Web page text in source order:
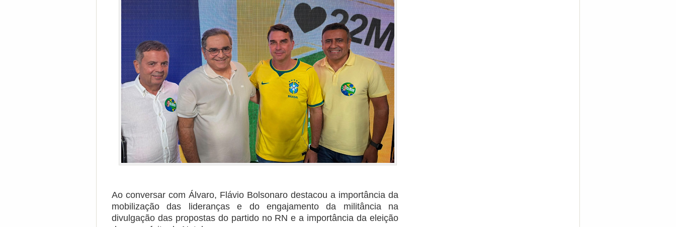
Ao conversar com Álvaro, Flávio Bolsonaro destacou a importância da
mobilização das lideranças e do engajamento da militância na
divulgação das propostas do partido no RN e a importância da eleição